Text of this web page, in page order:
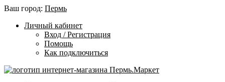
Ваш город: Пермь
Личный кабинет
Вход / Регистрация
Помощь
Как подключиться